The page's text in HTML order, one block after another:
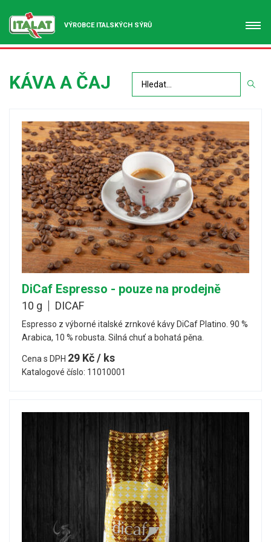
VÝROBCE ITALSKÝCH SÝRŮ
KÁVA A ČAJ
DiCaf Espresso - pouze na prodejně
10 g DICAF
Espresso z výborné italské zrnkové kávy DiCaf Platino. 90 %
Arabica, 10 % robusta. Silná chuť a bohatá pěna.
Cena s DPH 29 Kč / ks
Katalogové číslo: 11010001